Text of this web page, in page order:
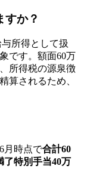
すか？
所得として扱
です。額面60万
所得税の源泉徴
算されるため、
月時点で合計60
了特別手当40万